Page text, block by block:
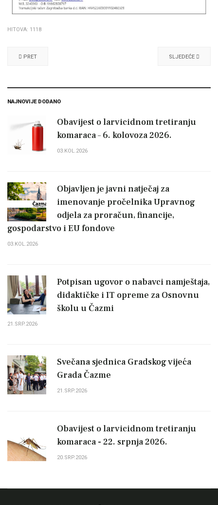
HITOVA: 1118
PRET SLJEDEĆE
NAJNOVIJE DODANO
Obavijest o larvicidnom tretiranju
komaraca – 6. kolovoza 2026.
03.KOL.2026
Objavljen je javni natječaj za
imenovanje pročelnika Upravnog
odjela za proračun, financije,
gospodarstvo i EU fondove
03.KOL.2026
Potpisan ugovor o nabavci namještaja,
didaktičke i IT opreme za Osnovnu
školu u Čazmi
21.SRP.2026
Svečana sjednica Gradskog vijeća
Grada Čazme
21.SRP.2026
Obavijest o larvicidnom tretiranju
komaraca - 22. srpnja 2026.
20.SRP.2026